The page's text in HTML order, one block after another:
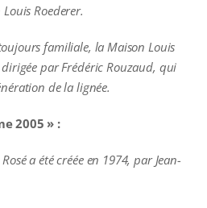
Roederer.
familiale, la Maison Louis
par Frédéric Rouzaud, qui
de la lignée.
2005 » :
a été créée en 1974, par Jean-